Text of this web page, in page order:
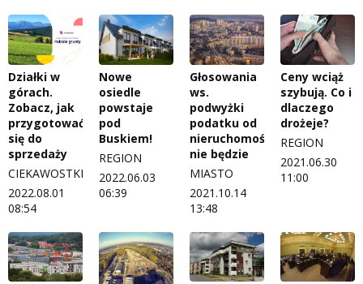
Działki w
górach.
Zobacz, jak
przygotować
się do
sprzedaży
CIEKAWOSTKI
2022.08.01
08:54
Nowe
osiedle
powstaje
pod
Buskiem!
REGION
2022.06.03
06:39
Głosowania
ws.
podwyżki
podatku od
nieruchomości
nie będzie
MIASTO
2021.10.14
13:48
Ceny wciąż
szybują. Co i
dlaczego
drożeje?
REGION
2021.06.30
11:00